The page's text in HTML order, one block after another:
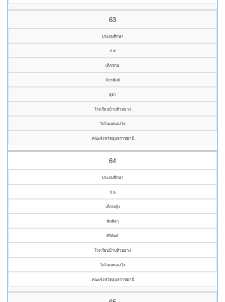
63
ประถมศึกษา
ป.๕
เด็กชาย
จักรพันธ์
สุดา
โรงเรียนบ้านห้วยยาง
วัดโนนหนองไฮ
คณะจังหวัดอุบลราชธานี
64
ประถมศึกษา
ป.๖
เด็กหญิง
พันพิลา
ศิริพันธ์
โรงเรียนบ้านห้วยยาง
วัดโนนหนองไฮ
คณะจังหวัดอุบลราชธานี